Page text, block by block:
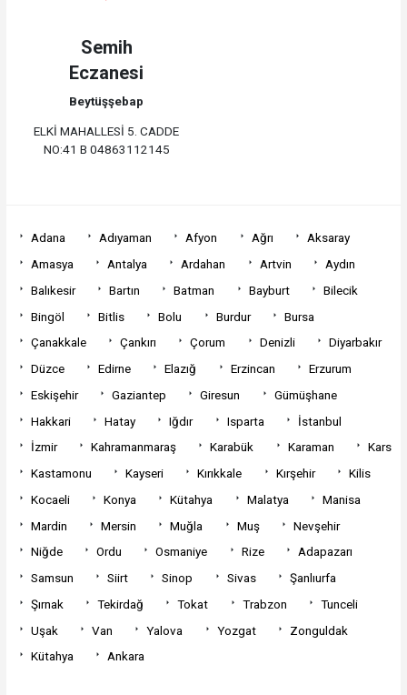
Semih
Eczanesi
Beytüşşebap
ELKİ MAHALLESİ 5. CADDE
NO:41 B 04863112145
Adana Adıyaman Afyon Ağrı
Aksaray
Amasya
Antalya Ardahan Artvin
Aydın
Balıkesir
Bartın Batman Bayburt
Bilecik
Bingöl
Bitlis Bolu Burdur
Bursa
Çanakkale
Çankırı Çorum Denizli
Diyarbakır
Düzce
Edirne Elazığ Erzincan
Erzurum
Eskişehir
Gaziantep Giresun
Gümüşhane
Hakkari
Hatay Iğdır Isparta
İstanbul
İzmir
Kahramanmaraş Karabük Karaman
Kars
Kastamonu
Kayseri Kırıkkale Kırşehir
Kilis
Kocaeli
Konya Kütahya Malatya
Manisa
Mardin
Mersin Muğla Muş
Nevşehir
Niğde
Ordu Osmaniye Rize
Adapazarı
Samsun
Siirt Sinop Sivas
Şanlıurfa
Şırnak
Tekirdağ Tokat Trabzon
Tunceli
Uşak
Van Yalova Yozgat
Zonguldak
Kütahya
Ankara